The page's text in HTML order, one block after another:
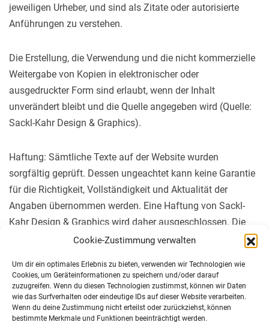
Cookie-Zustimmung verwalten
Um dir ein optimales Erlebnis zu bieten, verwenden wir Technologien wie
Cookies, um Geräteinformationen zu speichern und/oder darauf
zuzugreifen. Wenn du diesen Technologien zustimmst, können wir Daten
wie das Surfverhalten oder eindeutige IDs auf dieser Website verarbeiten.
Wenn du deine Zustimmung nicht erteilst oder zurückziehst, können
bestimmte Merkmale und Funktionen beeinträchtigt werden.
jeweiligen Urheber, und sind als Zitate oder autorisierte
Anführungen zu verstehen.
Die Erstellung, die Verwendung und die nicht kommerzielle
Weitergabe von Kopien in elektronischer oder
ausgedruckter Form sind erlaubt, wenn der Inhalt
unverändert bleibt und die Quelle angegeben wird (Quelle:
Sackl-Kahr Design & Graphics).
Haftung: Sämtliche Texte auf der Website wurden
sorgfältig geprüft. Dessen ungeachtet kann keine Garantie
für die Richtigkeit, Vollständigkeit und Aktualität der
Angaben übernommen werden. Eine Haftung von Sackl-
Kahr Design & Graphics wird daher ausgeschlossen. Die
Links zu anderen Webseiten wurden sorgfältig ausgewählt.
Einfluss hat, übernimmt Sackl-Kahr Design & Graphics
dafür keine Verantwortung.